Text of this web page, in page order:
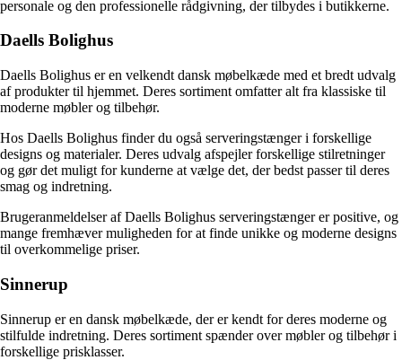
personale og den professionelle rådgivning, der tilbydes i butikkerne.
Daells Bolighus
Daells Bolighus er en velkendt dansk møbelkæde med et bredt udvalg
af produkter til hjemmet. Deres sortiment omfatter alt fra klassiske til
moderne møbler og tilbehør.
Hos Daells Bolighus finder du også serveringstænger i forskellige
designs og materialer. Deres udvalg afspejler forskellige stilretninger
og gør det muligt for kunderne at vælge det, der bedst passer til deres
smag og indretning.
Brugeranmeldelser af Daells Bolighus serveringstænger er positive, og
mange fremhæver muligheden for at finde unikke og moderne designs
til overkommelige priser.
Sinnerup
Sinnerup er en dansk møbelkæde, der er kendt for deres moderne og
stilfulde indretning. Deres sortiment spænder over møbler og tilbehør i
forskellige prisklasser.